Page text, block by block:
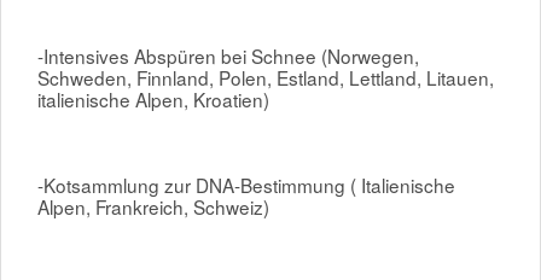
-Intensives Abspüren bei Schnee (Norwegen,
Schweden, Finnland, Polen, Estland, Lettland, Litauen,
italienische Alpen, Kroatien)
-Kotsammlung zur DNA-Bestimmung ( Italienische
Alpen, Frankreich, Schweiz)